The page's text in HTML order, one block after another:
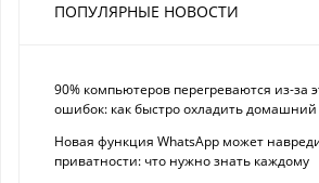
ПОПУЛЯРНЫЕ НОВОСТИ
90% компьютеров перегреваются из-за
ошибок: как быстро охладить
Новая функция WhatsApp может
приватности: что нужно знать каждому